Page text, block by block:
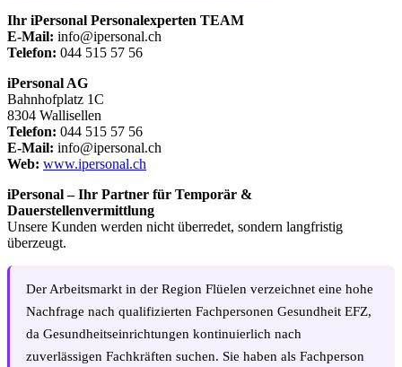
Ihr iPersonal Personalexperten TEAM
E-Mail: info@ipersonal.ch
Telefon: 044 515 57 56
iPersonal AG
Bahnhofplatz 1C
8304 Wallisellen
Telefon: 044 515 57 56
E-Mail: info@ipersonal.ch
Web: www.ipersonal.ch
iPersonal – Ihr Partner für Temporär &
Dauerstellenvermittlung
Unsere Kunden werden nicht überredet, sondern langfristig
überzeugt.
Der Arbeitsmarkt in der Region Flüelen verzeichnet eine hohe
Nachfrage nach qualifizierten Fachpersonen Gesundheit EFZ,
da Gesundheitseinrichtungen kontinuierlich nach
zuverlässigen Fachkräften suchen. Sie haben als Fachperson